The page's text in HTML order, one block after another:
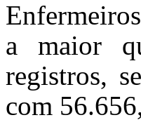
a maior
registros,
com